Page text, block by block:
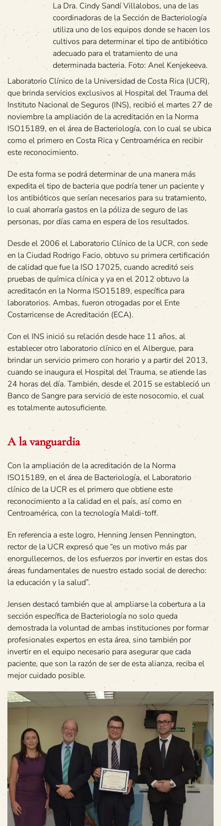
La Dra. Cindy Sandí Villalobos, una de las
coordinadoras de la Sección de Bacteriología
utiliza uno de los equipos donde se hacen los
cultivos para determinar el tipo de antibiótico
adecuado para el tratamiento de una
determinada bacteria. Foto: Anel Kenjekeeva.
Laboratorio Clínico de la Universidad de Costa Rica (UCR),
que brinda servicios exclusivos al Hospital del Trauma del
Instituto Nacional de Seguros (INS), recibió el martes 27 de
noviembre la ampliación de la acreditación en la Norma
ISO15189, en el área de Bacteriología, con lo cual se ubica
como el primero en Costa Rica y Centroamérica en recibir
este reconocimiento.
De esta forma se podrá determinar de una manera más
expedita el tipo de bacteria que podría tener un paciente y
los antibióticos que serían necesarios para su tratamiento,
lo cual ahorraría gastos en la póliza de seguro de las
personas, por días cama en espera de los resultados.
Desde el 2006 el Laboratorio Clínico de la UCR, con sede
en la Ciudad Rodrigo Facio, obtuvo su primera certificación
de calidad que fue la ISO 17025, cuando acreditó seis
pruebas de química clínica y ya en el 2012 obtuvo la
acreditacón en la Norma ISO15189, específica para
laboratorios. Ambas, fueron otrogadas por el Ente
Costarricense de Acreditación (ECA).
Con el INS inició su relación desde hace 11 años, al
establecer otro laboratorio clínico en el Albergue, para
brindar un servicio primero con horario y a partir del 2013,
cuando se inaugura el Hospital del Trauma, se atiende las
24 horas del día. También, desde el 2015 se estableció un
Banco de Sangre para servicio de este nosocomio, el cual
es totalmente autosuficiente.
A la vanguardia
Con la ampliación de la acreditación de la Norma
ISO15189, en el área de Bacteriología, el Laboratorio
clínico de la UCR es el primero que obtiene este
reconocimiento a la calidad en el país, así como en
Centroamérica, con la tecnología Maldi-toff.
En referencia a este logro, Henning Jensen Pennington,
rector de la UCR expresó que “es un motivo más par
enorgullecernos, de los esfuerzos por invertir en estas dos
áreas fundamentales de nuestro estado social de derecho:
la educación y la salud”.
Jensen destacó también que al ampliarse la cobertura a la
sección específica de Bacteriología no solo queda
demostrada la voluntad de ambas instituciones por formar
profesionales expertos en esta área, sino también por
invertir en el equipo necesario para asegurar que cada
paciente, que son la razón de ser de esta alianza, reciba el
mejor cuidado posible.